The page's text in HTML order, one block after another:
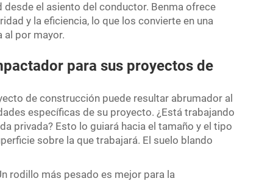
el asiento del conductor. Benma ofrece
y la eficiencia, lo que los convierte en una
al por mayor.
para sus proyectos de
de construcción puede resultar abrumador al
específicas de su proyecto. ¿Está trabajando
privada? Esto lo guiará hacia el tamaño y el tipo
sobre la que trabajará. El suelo blando
rodillo más pesado es mejor para la